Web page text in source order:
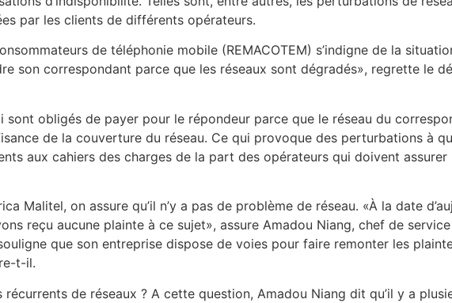
par les clients de différents opérateurs.
de téléphonie mobile (REMACOTEM) s’indigne de la
son correspondant parce que les réseaux sont dégradés», regrette le
obligés de payer pour le répondeur parce que le réseau du
de la couverture du réseau. Ce qui provoque des perturbations à
aux cahiers des charges de la part des opérateurs qui doivent
Malitel, on assure qu’il n’y a pas de problème de réseau. «À la date
reçu aucune plainte à ce sujet», assure Amadou Niang, chef de
que son entreprise dispose de voies pour faire remonter les
t-il.
de réseaux ? A cette question, Amadou Niang dit qu’il y a